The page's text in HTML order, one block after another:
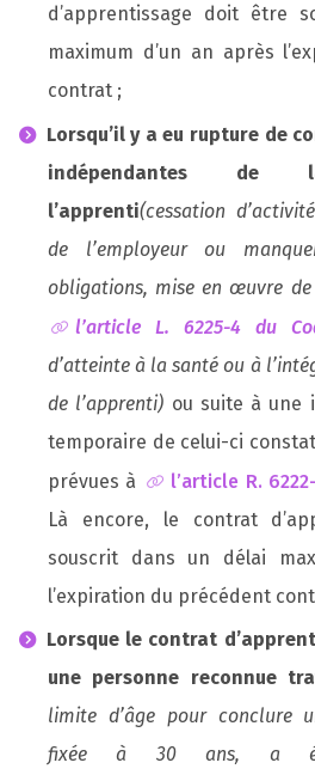
d’apprentissage doit être
maximum d’un an après
contrat ;
Lorsqu’il y a eu rupture de
indépendantes
l’apprenti(cessation
de l’employeur ou
obligations, mise en œuvre
l’article L. 6225-4 du
d’atteinte à la santé ou à
de l’apprenti) ou suite à une
temporaire de celui-ci
prévues à
l’article R.
Là encore, le contrat
souscrit dans un délai
l’expiration du précédent
Lorsque le contrat
une personne reconnue
limite d’âge pour conclure
fixée à 30 ans, a